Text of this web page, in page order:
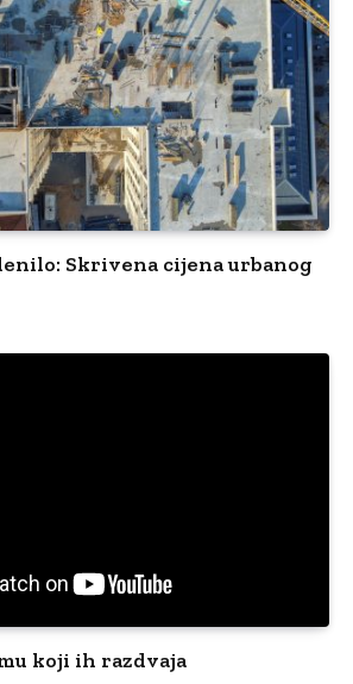
Skrivena cijena urbanog
koji ih razdvaja